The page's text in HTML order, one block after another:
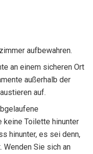
aufbewahren.
an einem sicheren Ort
außerhalb der
auf.
keine Toilette hinunter
hinunter, es sei denn,
Sie sich an